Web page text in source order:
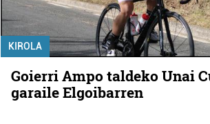
KIROLA
Goierri Ampo taldeko Unai
garaile Elgoibarren